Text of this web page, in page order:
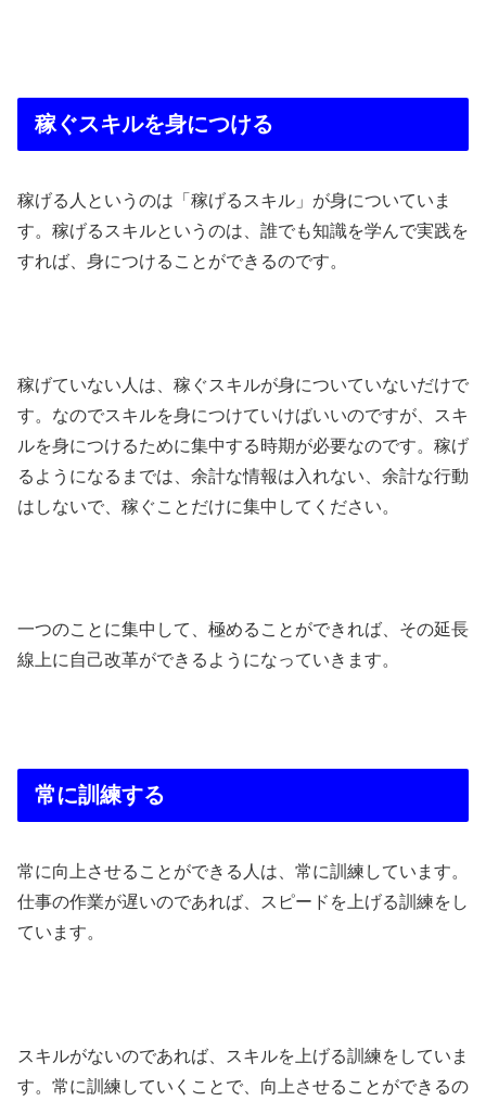
稼ぐスキルを身につける
稼げる人というのは「稼げるスキル」が身についていま
す。稼げるスキルというのは、誰でも知識を学んで実践を
すれば、身につけることができるのです。
稼げていない人は、稼ぐスキルが身についていないだけで
す。なのでスキルを身につけていけばいいのですが、スキ
ルを身につけるために集中する時期が必要なのです。稼げ
るようになるまでは、余計な情報は入れない、余計な行動
はしないで、稼ぐことだけに集中してください。
一つのことに集中して、極めることができれば、その延長
線上に自己改革ができるようになっていきます。
常に訓練する
常に向上させることができる人は、常に訓練しています。
仕事の作業が遅いのであれば、スピードを上げる訓練をし
ています。
スキルがないのであれば、スキルを上げる訓練をしていま
す。常に訓練していくことで、向上させることができるの